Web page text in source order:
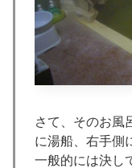
さて、そのお風
に湯船、右手側
一般的には決し